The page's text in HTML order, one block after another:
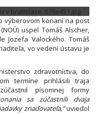
výberovom konaní na post
uspel Tomáš Alscher,
Jozefa Valockého. Tomáš
vo vedení ústavu je
zdravotníctva, do
termíne prihlásili traja
písomnej formy
sa zúčastnili dvaja
zriaďovateľa,“uviedol